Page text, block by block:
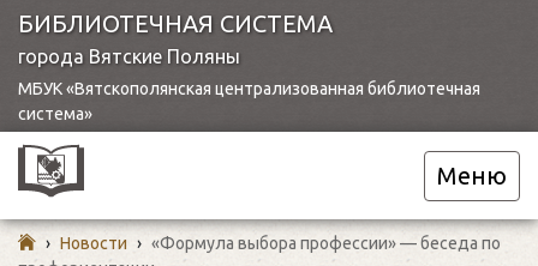
БИБЛИОТЕЧНАЯ СИСТЕМА
города Вятские Поляны
МБУК «Вятскополянская централизованная библиотечная
система»
Меню
› Новости › «Формула выбора профессии» — беседа по